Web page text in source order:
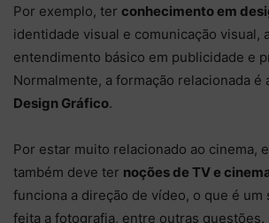
Por exemplo, ter conhecimento em
identidade visual e comunicação visual,
entendimento básico em publicidade e
Normalmente, a formação relacionada é
Design Gráfico.
Por estar muito relacionado ao cinema,
também deve ter noções de TV e
funciona a direção de vídeo, o que é um
feita a fotografia, entre outras questões.